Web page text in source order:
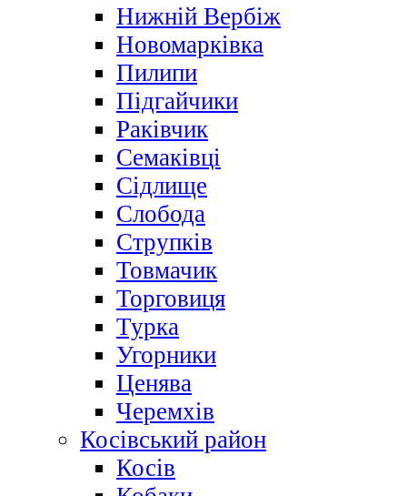
Нижній Вербіж
Новомарківка
Пилипи
Підгайчики
Раківчик
Семаківці
Сідлище
Слобода
Струпків
Товмачик
Торговиця
Турка
Угорники
Ценява
Черемхів
Косівський район
Косів